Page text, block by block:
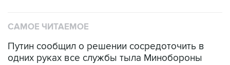
САМОЕ ЧИТАЕМОЕ
Путин сообщил о решении сосредоточить в
одних руках все службы тыла Минобороны